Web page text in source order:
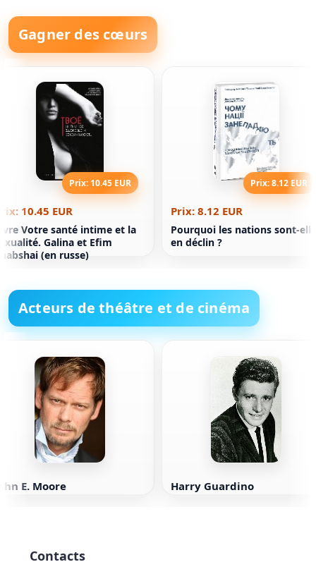
Gagner des cœurs
Prix: 10.45 EUR
10.45 EUR
Votre santé intime et la
Galina et Efim
(en russe)
Prix: 8.12 EUR
Prix: 8.12 EUR
Pourquoi les nations sont-
en déclin ?
Acteurs de théâtre et de cinéma
E. Moore Harry Guardino
Contacts